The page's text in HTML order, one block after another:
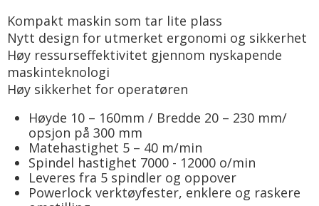
Kompakt maskin som tar lite plass
Nytt design for utmerket ergonomi og sikkerhet
Høy ressurseffektivitet gjennom nyskapende
maskinteknologi
Høy sikkerhet for operatøren
Høyde 10 – 160mm / Bredde 20 – 230 mm/
opsjon på 300 mm
Matehastighet 5 – 40 m/min
Spindel hastighet 7000 - 12000 o/min
Leveres fra 5 spindler og oppover
Powerlock verktøyfester, enklere og raskere